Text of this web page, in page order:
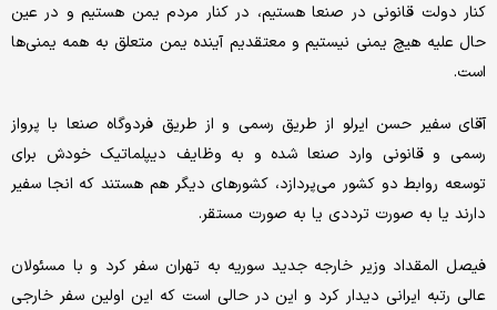
کنار دولت قانونی در صنعا هستیم، در کنار مردم یمن هستیم و در عین
حال علیه هیچ یمنی نیستیم و معتقدیم آینده یمن متعلق به همه یمنی‌ها
است.
آقای سفیر حسن ایرلو از طریق رسمی و از طریق فردوگاه صنعا با پرواز
رسمی و قانونی وارد صنعا شده و به وظایف دیپلماتیک خودش برای
توسعه روابط دو کشور می‌پردازد، کشورهای دیگر هم هستند که انجا سفیر
دارند یا به صورت ترددی یا به صورت مستقر.
فیصل المقداد وزیر خارجه جدید سوریه به تهران سفر کرد و با مسئولان
عالی رتبه ایرانی دیدار کرد و این در حالی است که این اولین سفر خارجی